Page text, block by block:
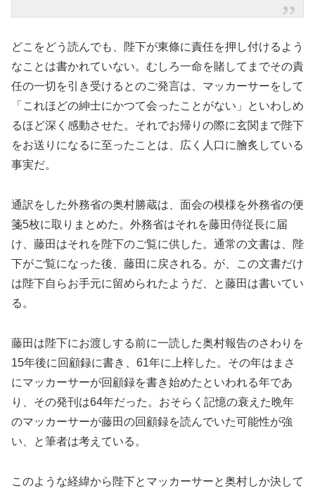
どこをどう読んでも、陛下が東條に責任を押し付けるよう
なことは書かれていない。むしろ一命を賭してまでその責
任の一切を引き受けるとのご発言は、マッカーサーをして
「これほどの紳士にかつて会ったことがない」といわしめ
るほど深く感動させた。それでお帰りの際に玄関まで陛下
をお送りになるに至ったことは、広く人口に膾炙している
事実だ。
通訳をした外務省の奥村勝蔵は、面会の模様を外務省の便
箋5枚に取りまとめた。外務省はそれを藤田侍従長に届
け、藤田はそれを陛下のご覧に供した。通常の文書は、陛
下がご覧になった後、藤田に戻される。が、この文書だけ
は陛下自らお手元に留められたようだ、と藤田は書いてい
る。
藤田は陛下にお渡しする前に一読した奥村報告のさわりを
15年後に回顧録に書き、61年に上梓した。その年はまさ
にマッカーサーが回顧録を書き始めたといわれる年であ
り、その発刊は64年だった。おそらく記憶の衰えた晩年
のマッカーサーが藤田の回顧録を読んでいた可能性が強
い、と筆者は考えている。
このような経緯から陛下とマッカーサーと奥村しか決して